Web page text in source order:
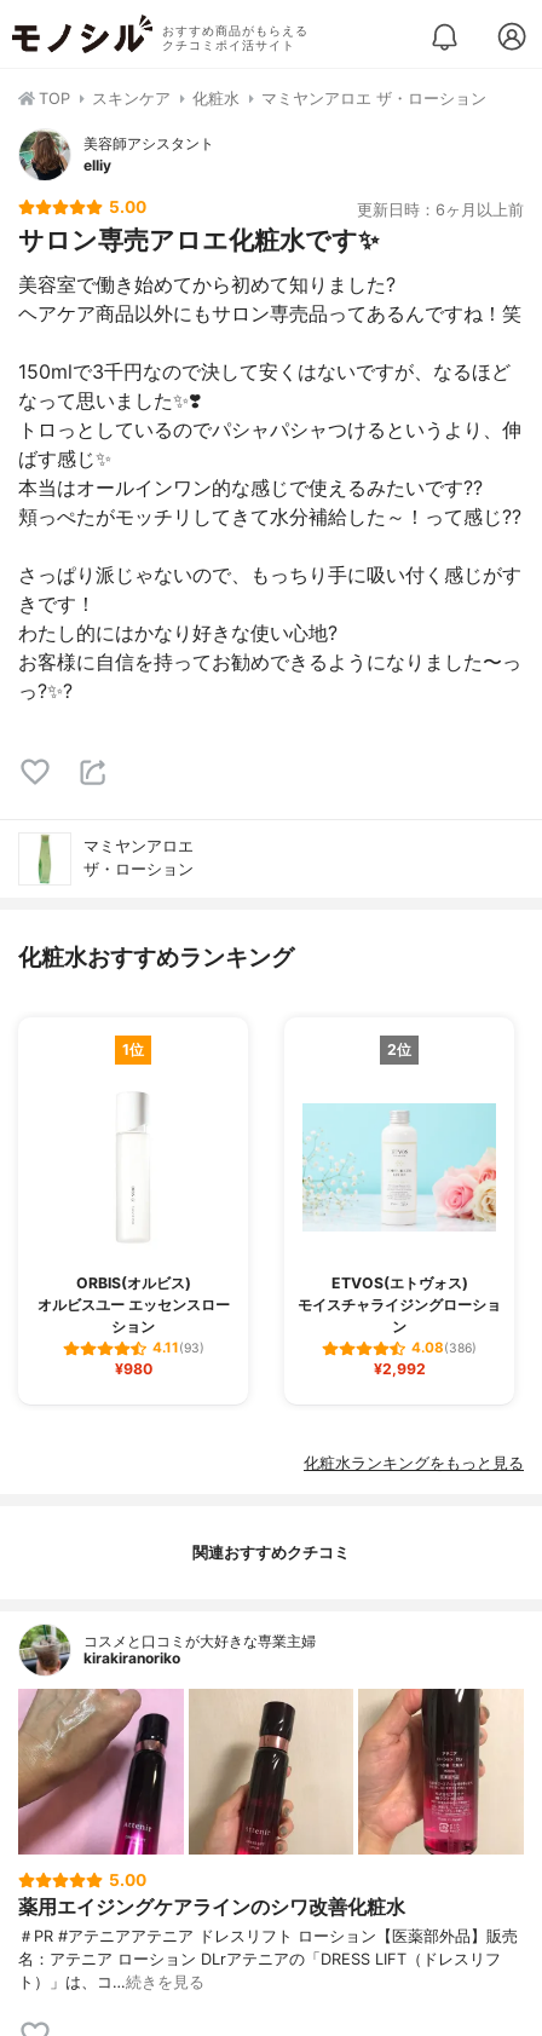
おすすめ商品がもらえる
クチコミポイ活サイト
TOP スキンケア 化粧水 マミヤンアロエ ザ・ローション
美容師アシスタント
elliy
5.00 更新日時：6ヶ月以上前
サロン専売アロエ化粧水です✨
美容室で働き始めてから初めて知りました?
ヘアケア商品以外にもサロン専売品ってあるんですね！笑
150mlで3千円なので決して安くはないですが、なるほど
なって思いました✨❣️
トロっとしているのでパシャパシャつけるというより、伸
ばす感じ✨
本当はオールインワン的な感じで使えるみたいです??
頬っぺたがモッチリしてきて水分補給した～！って感じ??
さっぱり派じゃないので、もっちり手に吸い付く感じがす
きです！
わたし的にはかなり好きな使い心地?
お客様に自信を持ってお勧めできるようになりました〜っ
っ?✨?
マミヤンアロエ
ザ・ローション
化粧水おすすめランキング
1位
ORBIS(オルビス)
オルビスユー エッセンスロー
ション
4.11(93)
¥980
2位
ETVOS(エトヴォス)
モイスチャライジングローショ
ン
4.08(386)
¥2,992
化粧水ランキングをもっと見る
関連おすすめクチコミ
コスメと口コミが大好きな専業主婦
kirakiranoriko
5.00
薬用エイジングケアラインのシワ改善化粧水
＃PR #アテニアアテニア ドレスリフト ローション【医薬部外品】販売
名：アテニア ローション DLrアテニアの「DRESS LIFT（ドレスリフ
ト）」は、コ…続きを見る